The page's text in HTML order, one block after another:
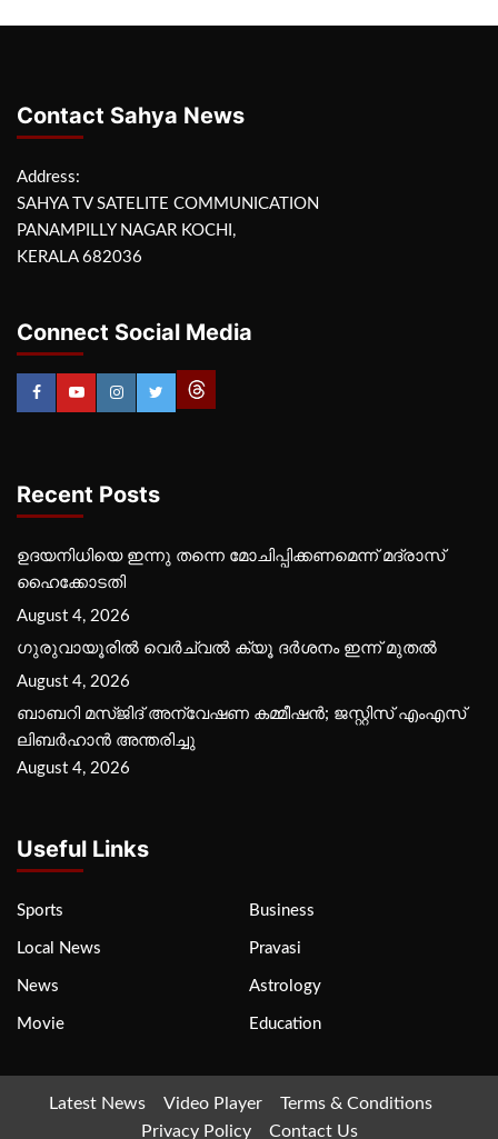
Contact Sahya News
Address:
SAHYA TV SATELITE COMMUNICATION
PANAMPILLY NAGAR KOCHI,
KERALA 682036
Connect Social Media
Recent Posts
ഉദയനിധിയെ ഇന്നു തന്നെ മോചിപ്പിക്കണമെന്ന് മദ്രാസ്
ഹൈക്കോടതി
August 4, 2026
ഗുരുവായൂരില്‍ വെര്‍ച്വല്‍ ക്യൂ ദര്‍ശനം ഇന്ന് മുതല്‍
August 4, 2026
ബാബറി മസ്ജിദ് അന്വേഷണ കമ്മീഷന്‍; ജസ്റ്റിസ് എംഎസ്
ലിബര്‍ഹാന്‍ അന്തരിച്ചു
August 4, 2026
Useful Links
Sports Business
Local News Pravasi
News Astrology
Movie Education
Latest News Video Player
Terms & Conditions
Privacy Policy
Contact Us